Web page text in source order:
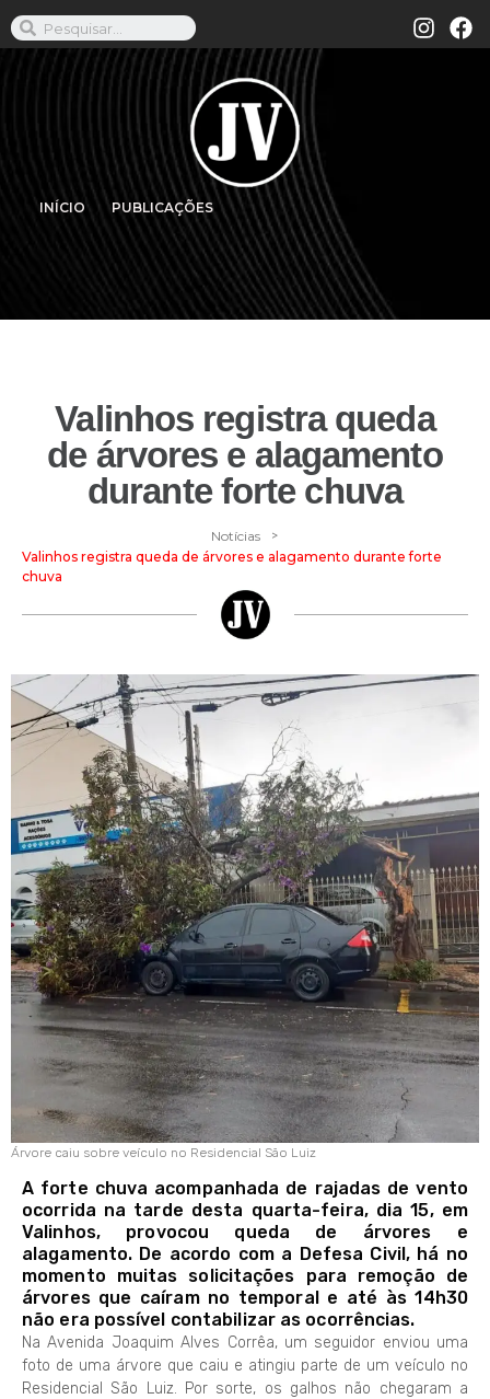
INÍCIO PUBLICAÇÕES
Valinhos registra queda
de árvores e alagamento
durante forte chuva
Notícias >
Valinhos registra queda de árvores e alagamento durante forte
chuva
Árvore caiu sobre veículo no Residencial São Luiz
A forte chuva acompanhada de rajadas de vento
ocorrida na tarde desta quarta-feira, dia 15, em
Valinhos, provocou queda de árvores e
alagamento. De acordo com a Defesa Civil, há no
momento muitas solicitações para remoção de
árvores que caíram no temporal e até às 14h30
não era possível contabilizar as ocorrências.
Na Avenida Joaquim Alves Corrêa, um seguidor enviou uma
foto de uma árvore que caiu e atingiu parte de um veículo no
Residencial São Luiz. Por sorte, os galhos não chegaram a